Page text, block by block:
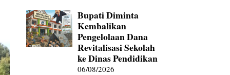
Bupati Diminta
Kembalikan
Pengelolaan Dana
Revitalisasi Sekolah
ke Dinas Pendidikan
06/08/2026